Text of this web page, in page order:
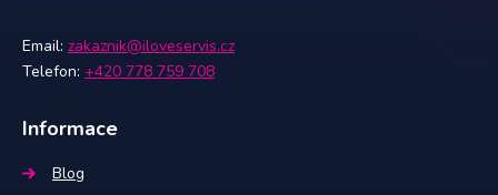
Email: zakaznik@iloveservis.cz
Telefon: +420 778 759 708
Informace
Blog